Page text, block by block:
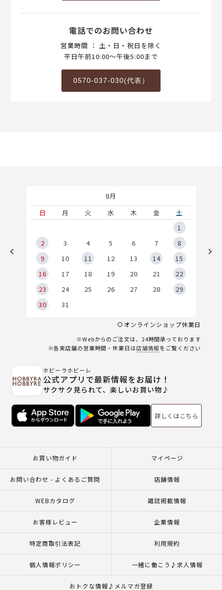
電話でのお問い合わせ
営業時間 ： 土・日・祝日を除く
平日午前10:00～午後5:00まで
0570-037-030(代表）
8月
日
月 火 水 木 金
土
1
2
3 4 5 6 7
8
9
10 11 12 13 14
15
16
17 18 19 20 21
22
23
24 25 26 27 28
29
30
31
オンラインショップ休業日
※Webからのご注文は、24時間承っております
※各実店舗の営業時間・休業日は店舗情報をご覧ください
ホビーラホビーレ
公式アプリで最新情報をお届け！
サクサク見られて、楽しいお買い物♪
詳しくはこちら
お買い物ガイド マイページ
お問い合わせ - よくあるご質問 店舗情報
WEBカタログ 雑誌掲載情報
お客様レビュー 企業情報
特定商取引法表記 利用規約
個人情報ポリシー 一緒に働こう♪求人情報
おトクな情報♪メルマガ登録